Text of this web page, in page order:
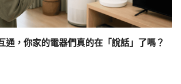
通，你家的電器們真的在「說話」了嗎？